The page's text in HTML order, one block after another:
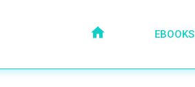
EBOOKS